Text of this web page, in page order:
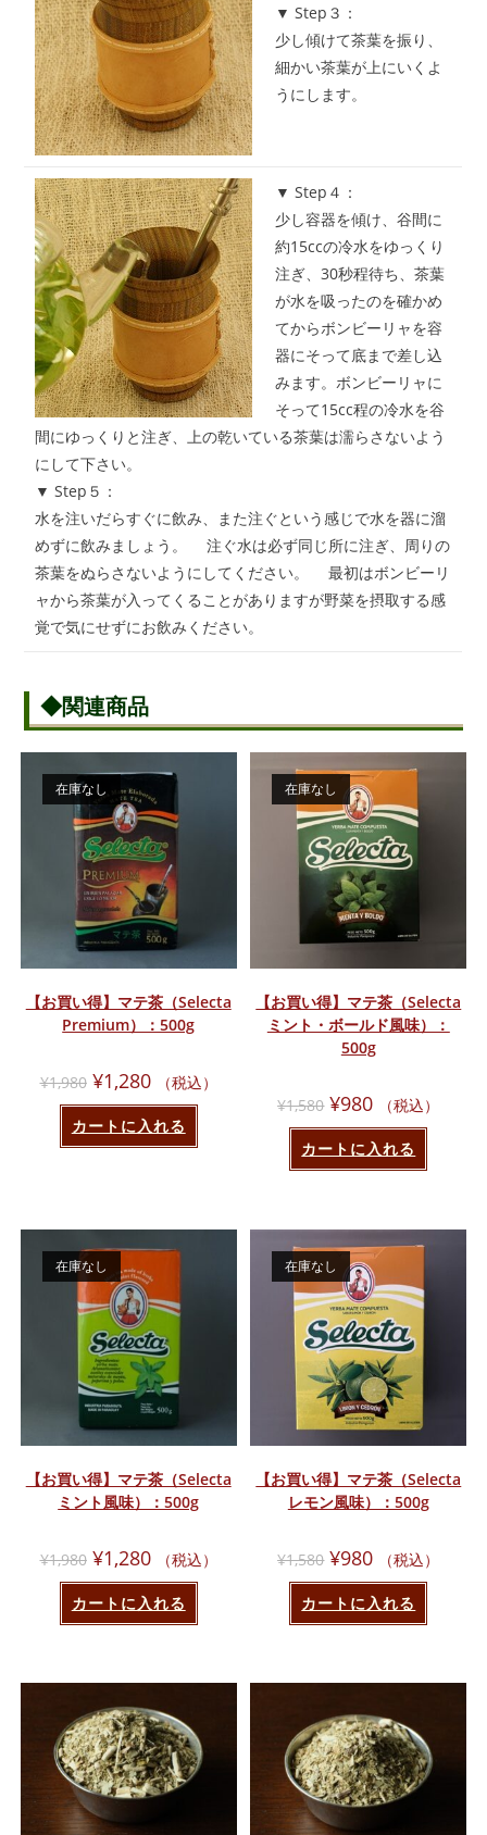
▼ Step３：
少し傾けて茶葉を振り、
細かい茶葉が上にいくよ
うにします。
▼ Step４：
少し容器を傾け、谷間に
約15ccの冷水をゆっくり
注ぎ、30秒程待ち、茶葉
が水を吸ったのを確かめ
てからボンビーリャを容
器にそって底まで差し込
みます。ボンビーリャに
そって15cc程の冷水を谷
間にゆっくりと注ぎ、上の乾いている茶葉は濡らさないよう
にして下さい。
▼ Step５：
水を注いだらすぐに飲み、また注ぐという感じで水を器に溜
めずに飲みましょう。 注ぐ水は必ず同じ所に注ぎ、周りの
茶葉をぬらさないようにしてください。 最初はボンビーリ
ャから茶葉が入ってくることがありますが野菜を摂取する感
覚で気にせずにお飲みください。
◆関連商品
在庫なし
【お買い得】マテ茶（Selecta
Premium）：500g
¥1,980 元
の
価
格
は
¥1,980
¥1,280現
在
の
価
格
は
（税込）
カートに入れる
在庫なし
【お買い得】マテ茶（Selecta
ミント・ボールド風味）：
500g
¥1,580 元
の
価
格
は
¥1,580
¥980現
の
価
格
は
（税込）
カートに入れる
在庫なし
【お買い得】マテ茶（Selecta
ミント風味）：500g
¥1,980 元
の
価
格
は
¥1,980
¥1,280現
在
の
価
格
は
（税込）
カートに入れる
在庫なし
【お買い得】マテ茶（Selecta
レモン風味）：500g
¥1,580 元
の
価
格
は
¥1,580
¥980現
の
価
格
は
（税込）
カートに入れる